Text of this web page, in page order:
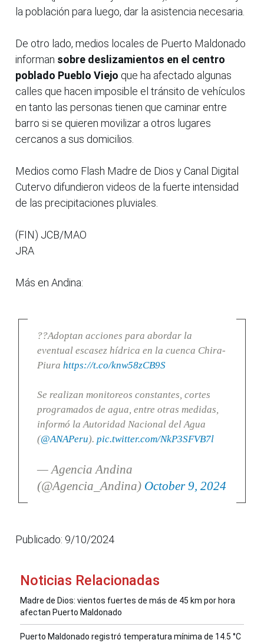
la población para luego, dar la asistencia necesaria.
De otro lado, medios locales de Puerto Maldonado
informan sobre deslizamientos en el centro
poblado Pueblo Viejo que ha afectado algunas
calles que hacen imposible el tránsito de vehículos
en tanto las personas tienen que caminar entre
barro si se quieren movilizar a otros lugares
cercanos a sus domicilios.
Medios como Flash Madre de Dios y Canal Digital
Cutervo difundieron videos de la fuerte intensidad
de las precipitaciones pluviales.
(FIN) JCB/MAO
JRA
Más en Andina:
??Adoptan acciones para abordar la
eventual escasez hídrica en la cuenca Chira-
Piura https://t.co/knw58zCB9S
Se realizan monitoreos constantes, cortes
programados de agua, entre otras medidas,
informó la Autoridad Nacional del Agua
(@ANAPeru). pic.twitter.com/NkP3SFVB7l
— Agencia Andina
(@Agencia_Andina) October 9, 2024
Publicado: 9/10/2024
Noticias Relacionadas
Madre de Dios: vientos fuertes de más de 45 km por hora
afectan Puerto Maldonado
Puerto Maldonado registró temperatura mínima de 14.5 °C